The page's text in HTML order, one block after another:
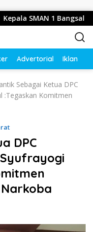
1 Bangsal Kabupaten
Advertorial Iklan
Sebagai Ketua DPC
:Tegaskan Komitmen
DPC